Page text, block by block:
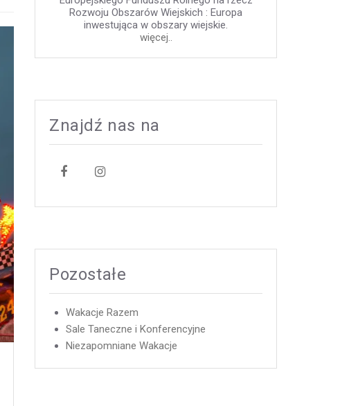
Rozwoju Obszarów Wiejskich : Europa
inwestująca w obszary wiejskie.
więcej..
Znajdź nas na
Pozostałe
Wakacje Razem
Sale Taneczne i Konferencyjne
Niezapomniane Wakacje